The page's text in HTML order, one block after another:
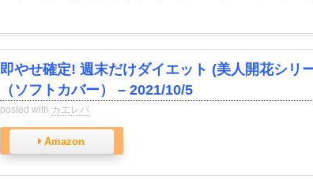
即やせ確定! 週末だけダイエット (美人開花シリ
（ソフトカバー） – 2021/10/5
posted with カエレバ
Amazon